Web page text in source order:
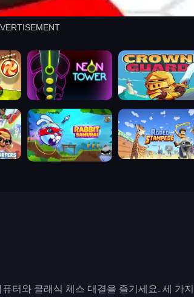
neon tower crown guard
rabbit samurai rodeo stampede
터와 클래식 체스 대결을 즐기세요. 세 가